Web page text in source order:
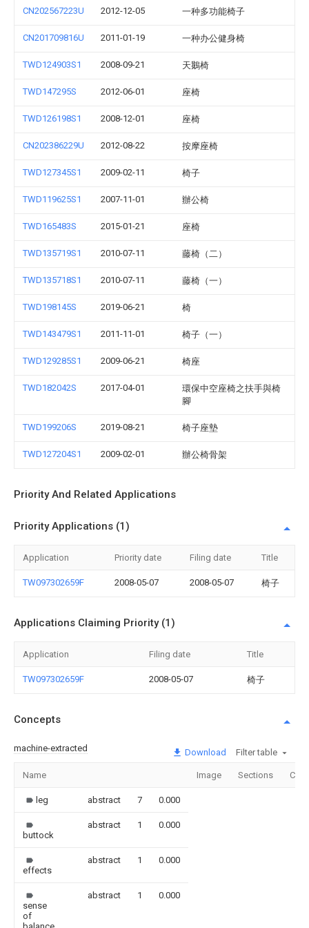
CN202567223U 2012-12-05 一种多功能椅子
CN201709816U 2011-01-19 一种办公健身椅
TWD124903S1 2008-09-21 天鵝椅
TWD147295S 2012-06-01 座椅
TWD126198S1 2008-12-01 座椅
CN202386229U 2012-08-22 按摩座椅
TWD127345S1 2009-02-11 椅子
TWD119625S1 2007-11-01 辦公椅
TWD165483S 2015-01-21 座椅
TWD135719S1 2010-07-11 藤椅（二）
TWD135718S1 2010-07-11 藤椅（一）
TWD198145S 2019-06-21 椅
TWD143479S1 2011-11-01 椅子（一）
TWD129285S1 2009-06-21 椅座
TWD182042S 2017-04-01
環保中空座椅之扶手與椅
腳
TWD199206S 2019-08-21 椅子座墊
TWD127204S1 2009-02-01 辦公椅骨架
Priority And Related Applications
Priority Applications (1)
Application Priority date Filing date Title
TW097302659F 2008-05-07 2008-05-07 椅子
Applications Claiming Priority (1)
Application Filing date Title
TW097302659F 2008-05-07 椅子
Concepts
machine-extracted Download Filter table
Name Image Sections
leg abstract 7 0.000
buttock
abstract 1 0.000
effects
abstract 1 0.000
sense
of
abstract 1 0.000